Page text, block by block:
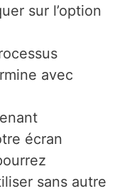
sur l’option
avec
écran
sans autre